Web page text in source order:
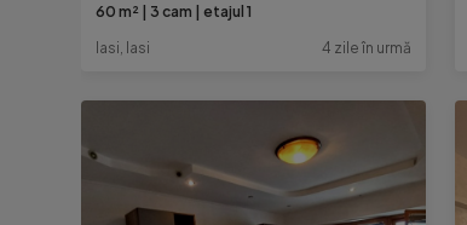
60 m² 3 cam
etajul 1
Iasi, Iasi
4 zile în urmă